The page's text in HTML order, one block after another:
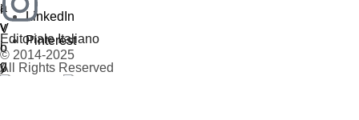
Editoriale Italiano
© 2014-2025
All Rights Reserved
LinkedIn
Pinterest